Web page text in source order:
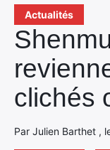
Actualités
clichés
Par Julien Barthet ,